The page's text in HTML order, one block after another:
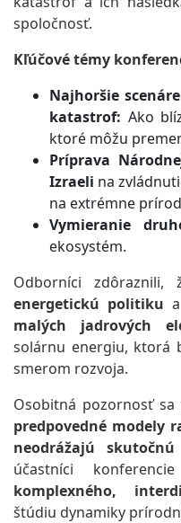
spoločnosť.
Kľúčové témy
Najhoršie
katastrof: Ako
ktoré môžu
Príprava
Izraeli na
na extrémne
Vymieranie
ekosystém.
Odborníci
energetickú politiku
malých jadrových
solárnu energiu, ktorá
smerom rozvoja.
Osobitná pozornosť sa
predpovedné modely
neodrážajú
účastníci
komplexného,
štúdiu dynamiky